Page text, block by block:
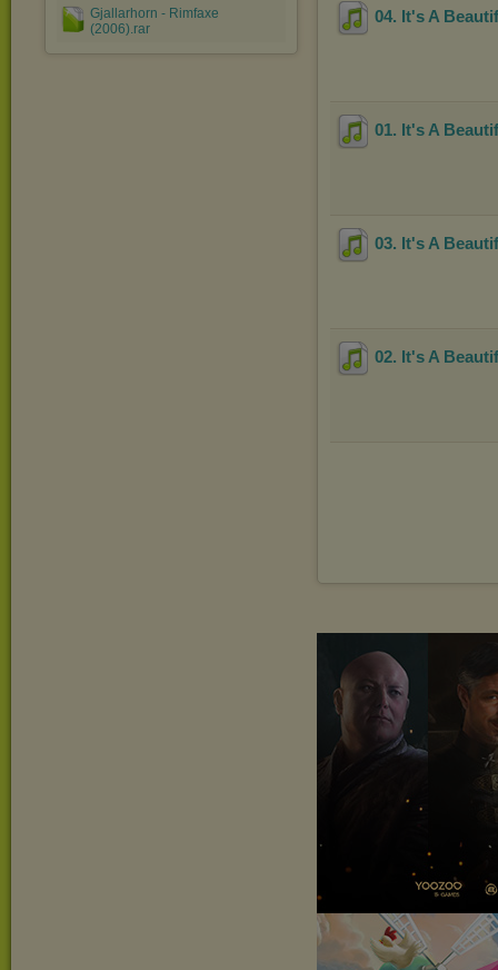
Gjallarhorn - Rimfaxe
(2006).rar
04. It's A
01. It's A
03. It's A
02. It's A